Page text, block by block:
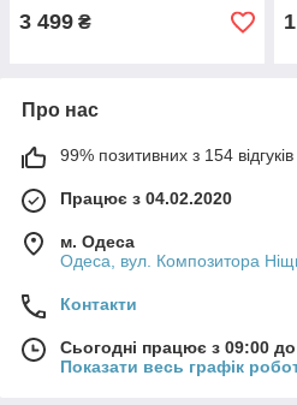
3 499 ₴
Про нас
99% позитивних з 154 відгуків
Працює з 04.02.2020
м. Одеса
Одеса, вул. Композитора
Контакти
Сьогодні працює з 09:00
Показати весь графік